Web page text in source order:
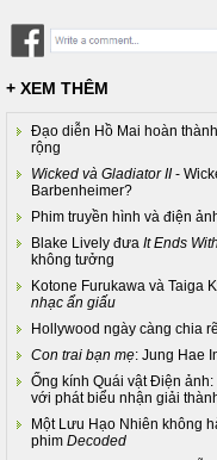
+ XEM THÊM
Đạo diễn Hồ Mai hoàn
rộng
Wicked và Gladiator II-
Barbenheimer?
Phim truyền hình và điện
Blake Lively đưa It Ends
không tưởng
Kotone Furukawa và Taiga
nhạc ẩn giấu
Hollywood ngày càng chia
Con trai bạn mẹ: Jung Hae
Ống kính Quái vật Điện
với phát biểu nhận giải
Một Lưu Hạo Nhiên không
phim Decoded